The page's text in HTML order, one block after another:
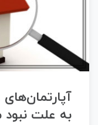
به علت نبود